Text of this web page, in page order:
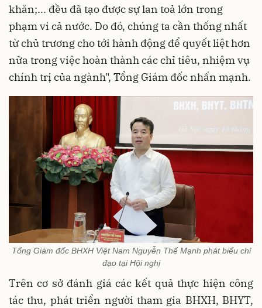
khăn;... đều đã tạo được sự lan toả lớn trong
phạm vi cả nước. Do đó, chúng ta cần thống nhất
từ chủ trương cho tới hành động để quyết liệt hơn
nữa trong việc hoàn thành các chỉ tiêu, nhiệm vụ
chính trị của ngành", Tổng Giám đốc nhấn mạnh.
Tổng Giám đốc BHXH Việt Nam Nguyễn Thế Mạnh phát biểu chỉ
đạo tại Hội nghị
Trên cơ sở đánh giá các kết quả thực hiện công
tác thu, phát triển người tham gia BHXH, BHYT,